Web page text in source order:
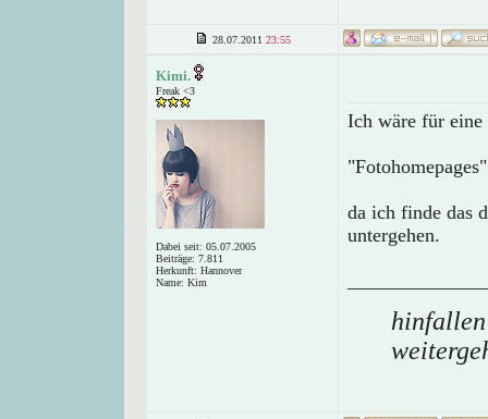
28.07.2011 23:55
Kimi.
Freak <3
Dabei seit: 05.07.2005
Beiträge: 7.811
Herkunft: Hannover
Name: Kim
Ich wäre für
"Fotohomepages"
da ich finde das
untergehen.